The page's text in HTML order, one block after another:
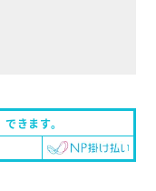
できます。